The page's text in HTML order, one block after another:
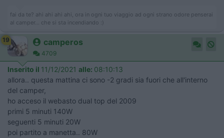
fai da te? ahi ahi ahi ahi, ora in ogni tuo viaggio ad ogni strano odore penserai
al camper... che si sta incendiando :)
19 camperos
4709
Inserito il 11/12/2021 alle: 08:10:13
allora.. questa mattina ci sono -2 gradi sia fuori che all'interno
del camper,
ho acceso il webasto dual top del 2009
primi 5 minuti 140W
seguenti 5 minuti 20W
poi partito a manetta.. 80W